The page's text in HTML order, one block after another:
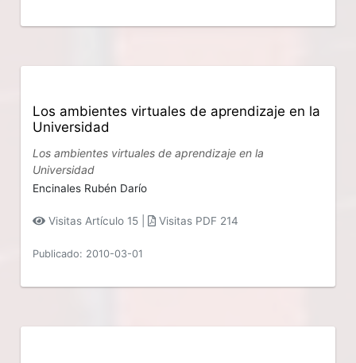
Los ambientes virtuales de aprendizaje en la
Universidad
Los ambientes virtuales de aprendizaje en la
Universidad
Encinales Rubén Darío
Visitas Artículo 15 | Visitas PDF 214
Publicado: 2010-03-01